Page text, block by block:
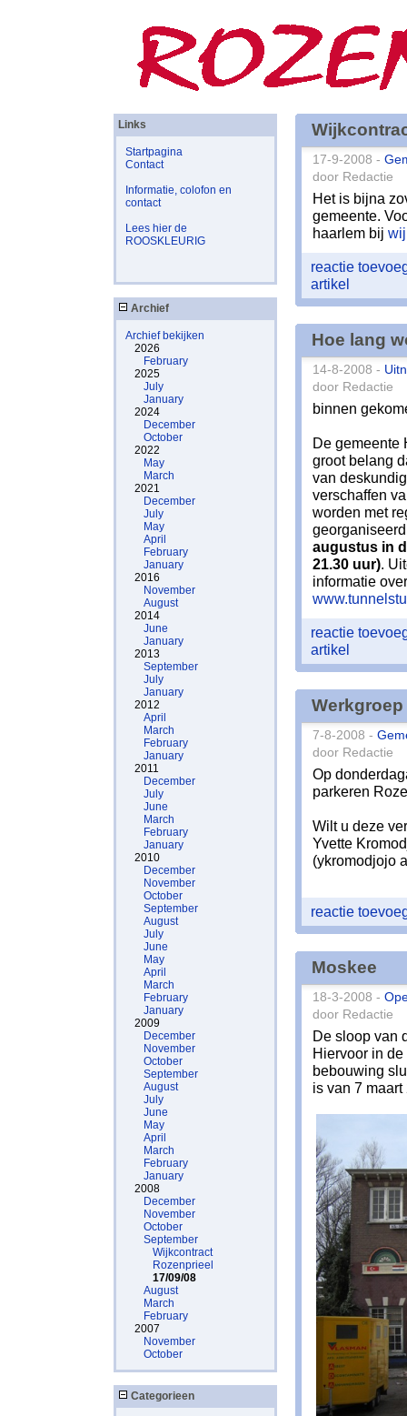
Links
Startpagina
Contact
Informatie, colofon en
contact
Lees hier de
ROOSKLEURIG
Archief
Archief bekijken
2026
February
2025
July
January
2024
December
October
2022
May
March
2021
December
July
May
April
February
January
2016
November
August
2014
June
January
2013
September
July
January
2012
April
March
February
January
2011
December
July
June
March
February
January
2010
December
November
October
September
August
July
June
May
April
March
February
January
2009
December
November
October
September
August
July
June
May
April
March
February
January
2008
December
November
October
September
Wijkcontract
Rozenprieel
17/09/08
August
March
February
2007
November
October
Categorieen
17-9-2008 -
door Redactie
Het is bijna
gemeente.
haarlem bij
reactie
artikel
Hoe lang
14-8-2008 -
door Redactie
binnen
De gemeente
groot belang
van
verschaffen
worden met
augustus in
21.30 uur).
informatie
reactie
artikel
7-8-2008 -
door Redactie
Op
parkeren
Wilt u deze
Yvette
(ykromodjojo
reactie
Moskee
18-3-2008 -
door Redactie
De sloop van
Hiervoor in
bebouwing
is van 7 maart